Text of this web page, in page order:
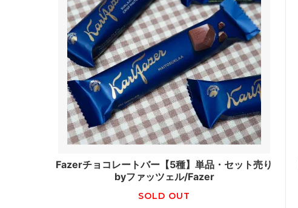
Fazerチョコレートバー【5種】単品・セット売り
byファッツェル/Fazer
SOLD OUT